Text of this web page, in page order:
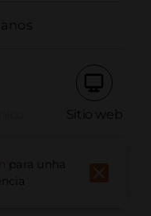
Sitio web
para unha